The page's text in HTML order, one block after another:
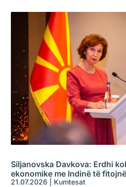
Siljanovska Davkova: Erdhi
ekonomike me Indinë të
21.07.2026 Kumtesat